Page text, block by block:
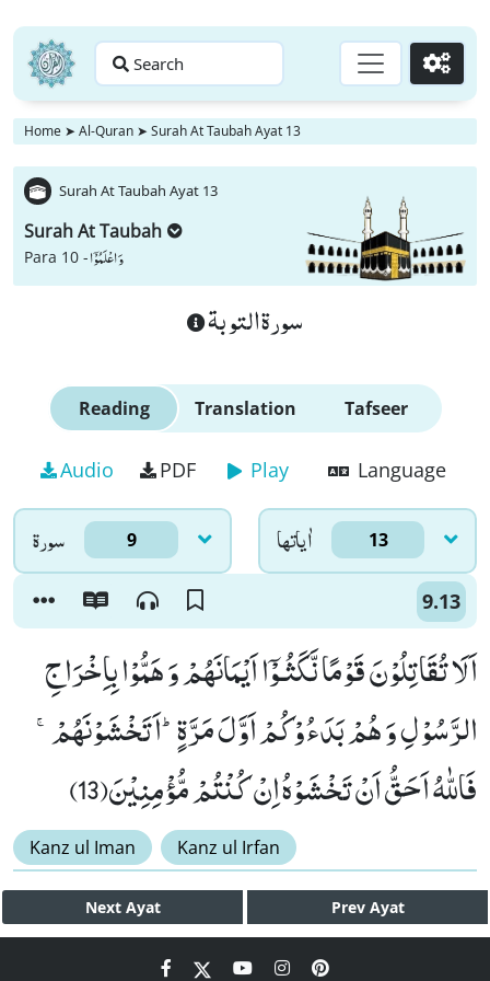
Search Go
Home ➤ Al-Quran ➤ Surah At Taubah Ayat 13
Surah At Taubah Ayat 13
Surah At Taubah
Para 10 -وَ اعْلَمُوْۤا
سورة التوبة
Reading Translation Tafseer
Audio PDF Play Language
سورۃ 9 اٰياتها 13
9.13
اَلَا تُقَاتِلُوْنَ قَوْمًا نَّكَثُـوْۤا اَیْمَانَهُمْ وَ هَمُّوْا بِاِخْرَاجِ
الرَّسُوْلِ وَ هُمْ بَدَءُوْكُمْ اَوَّلَ مَرَّةٍؕ-اَتَخْشَوْنَهُمْۚ-
فَاللّٰهُ اَحَقُّ اَنْ تَخْشَوْهُ اِنْ كُنْتُمْ مُّؤْمِنِیْنَ(13)
Kanz ul Iman Kanz ul Irfan
Next Ayat Prev Ayat